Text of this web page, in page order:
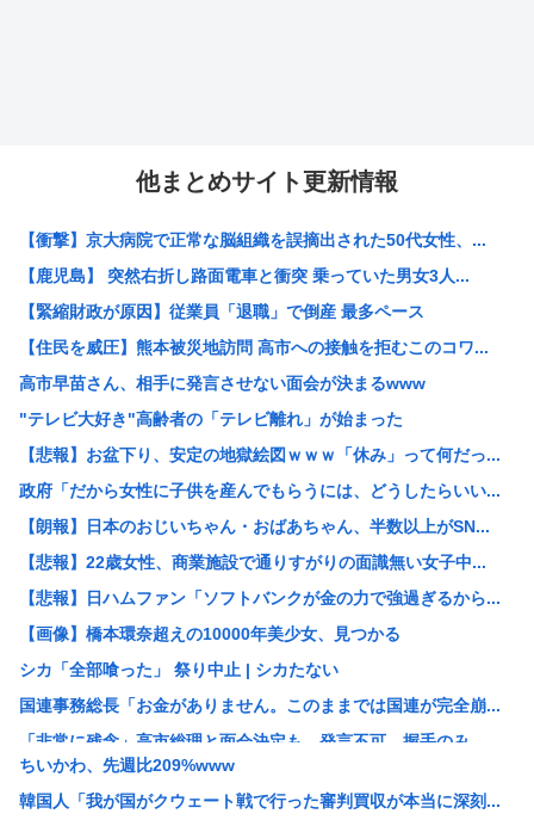
他まとめサイト更新情報
【衝撃】京大病院で正常な脳組織を誤摘出された50代女性、...
【鹿児島】 突然右折し路面電車と衝突 乗っていた男女3人...
【緊縮財政が原因】従業員「退職」で倒産 最多ペース
【住民を威圧】熊本被災地訪問 高市への接触を拒むこのコワ...
高市早苗さん、相手に発言させない面会が決まるwww
"テレビ大好き"高齢者の「テレビ離れ」が始まった
【悲報】お盆下り、安定の地獄絵図ｗｗｗ「休み」って何だっ...
政府「だから女性に子供を産んでもらうには、どうしたらいい...
【朗報】日本のおじいちゃん・おばあちゃん、半数以上がSN...
【悲報】22歳女性、商業施設で通りすがりの面識無い女子中...
【悲報】日ハムファン「ソフトバンクが金の力で強過ぎるから...
【画像】橋本環奈超えの10000年美少女、見つかる
シカ「全部喰った」 祭り中止 | シカたない
国連事務総長「お金がありません。このままでは国連が完全崩...
「非常に残念」高市総理と面会決定も…発言不可、握手のみ ...
大阪の花火大会、民度がレベチwww
［社説］永住厳格化で外国人の定着意欲をそぐな
ちいかわ、先週比209%www
韓国人「我が国がクウェート戦で行った審判買収が本当に深刻...